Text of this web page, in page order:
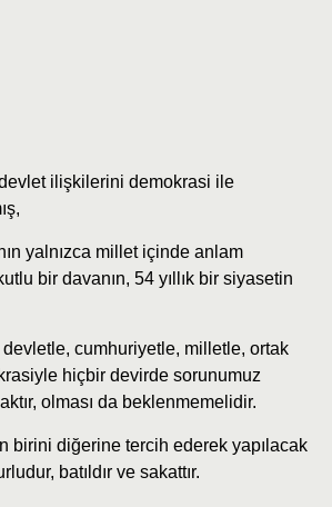
ilişkilerini demokrasi ile
yalnızca millet içinde anlam
bir davanın, 54 yıllık bir siyasetin
devletle, cumhuriyetle, milletle, ortak
hiçbir devirde sorunumuz
olması da beklenmemelidir.
birini diğerine tercih ederek yapılacak
batıldır ve sakattır.